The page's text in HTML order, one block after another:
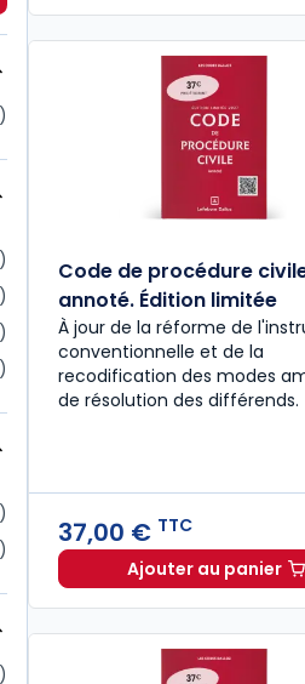
Code de procédure
annoté. Édition limitée
À jour de la réforme de
conventionnelle et de la
recodification des modes
de résolution des différends.
37,00 € TTC
Ajouter au panier
Code de